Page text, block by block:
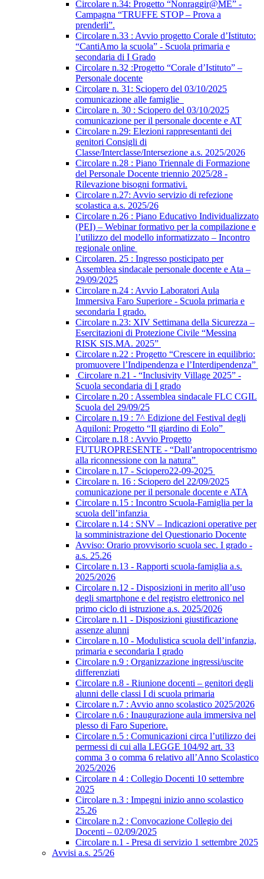
Circolare n.34: Progetto “Nonraggir@ME” -
Campagna “TRUFFE STOP – Prova a
prenderli”.
Circolare n.33 : Avvio progetto Corale d’Istituto:
“CantiAmo la scuola” - Scuola primaria e
secondaria di I Grado
Circolare n.32 :Progetto “Corale d’Istituto” –
Personale docente
Circolare n. 31: Sciopero del 03/10/2025
comunicazione alle famiglie
Circolare n. 30 : Sciopero del 03/10/2025
comunicazione per il personale docente e AT
Circolare n.29: Elezioni rappresentanti dei
genitori Consigli di
Classe/Interclasse/Intersezione a.s. 2025/2026
Circolare n.28 : Piano Triennale di Formazione
del Personale Docente triennio 2025/28 -
Rilevazione bisogni formativi.
Circolare n.27: Avvio servizio di refezione
scolastica a.s. 2025/26
Circolare n.26 : Piano Educativo Individualizzato
(PEI) – Webinar formativo per la compilazione e
l’utilizzo del modello informatizzato – Incontro
regionale online
Circolaren. 25 : Ingresso posticipato per
Assemblea sindacale personale docente e Ata –
29/09/2025
Circolare n.24 : Avvio Laboratori Aula
Immersiva Faro Superiore - Scuola primaria e
secondaria I grado.
Circolare n.23: XIV Settimana della Sicurezza –
Esercitazioni di Protezione Civile “Messina
RISK SIS.MA. 2025”
Circolare n.22 : Progetto “Crescere in equilibrio:
promuovere l’Indipendenza e l’Interdipendenza”
Circolare n.21 - “Inclusivity Village 2025” -
Scuola secondaria di I grado
Circolare n.20 : Assemblea sindacale FLC CGIL
Scuola del 29/09/25
Circolare n.19 : 7^ Edizione del Festival degli
Aquiloni: Progetto “Il giardino di Eolo”
Circolare n.18 : Avvio Progetto
FUTUROPRESENTE - “Dall’antropocentrismo
alla riconnessione con la natura”
Circolare n.17 - Sciopero22-09-2025
Circolare n. 16 : Sciopero del 22/09/2025
comunicazione per il personale docente e ATA
Circolare n.15 : Incontro Scuola-Famiglia per la
scuola dell’infanzia
Circolare n.14 : SNV – Indicazioni operative per
la somministrazione del Questionario Docente
Avviso: Orario provvisorio scuola sec. I grado -
a.s. 25.26
Circolare n.13 - Rapporti scuola-famiglia a.s.
2025/2026
Circolare n.12 - Disposizioni in merito all’uso
degli smartphone e del registro elettronico nel
primo ciclo di istruzione a.s. 2025/2026
Circolare n.11 - Disposizioni giustificazione
assenze alunni
Circolare n.10 - Modulistica scuola dell’infanzia,
primaria e secondaria I grado
Circolare n.9 : Organizzazione ingressi/uscite
differenziati
Circolare n.8 - Riunione docenti – genitori degli
alunni delle classi I di scuola primaria
Circolare n.7 : Avvio anno scolastico 2025/2026
Circolare n.6 : Inaugurazione aula immersiva nel
plesso di Faro Superiore.
Circolare n.5 : Comunicazioni circa l’utilizzo dei
permessi di cui alla LEGGE 104/92 art. 33
comma 3 o comma 6 relativo all’Anno Scolastico
2025/2026
Circolare n 4 : Collegio Docenti 10 settembre
2025
Circolare n.3 : Impegni inizio anno scolastico
25.26
Circolare n.2 : Convocazione Collegio dei
Docenti – 02/09/2025
Circolare n.1 - Presa di servizio 1 settembre 2025
Avvisi a.s. 25/26